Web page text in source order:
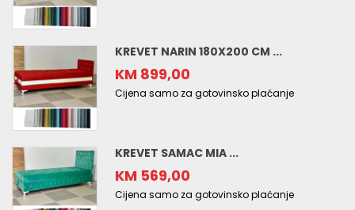
KREVET NARIN 180X200 CM ...
KM 899,00
Cijena samo za gotovinsko plaćanje
KREVET SAMAC MIA ...
KM 569,00
Cijena samo za gotovinsko plaćanje